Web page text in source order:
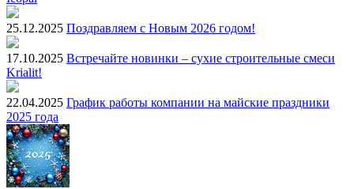
25.12.2025 Поздравляем с Новым 2026 годом!
17.10.2025 Встречайте новинки – сухие строительные смеси
Krialit!
22.04.2025 График работы компании на майские праздники
2025 года